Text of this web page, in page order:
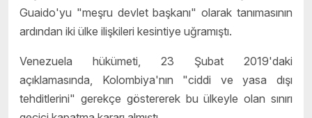
Guaido'yu "meşru devlet başkanı" olarak tanımasının
ardından iki ülke ilişkileri kesintiye uğramıştı.
Venezuela hükümeti, 23 Şubat 2019'daki
açıklamasında, Kolombiya'nın "ciddi ve yasa dışı
tehditlerini" gerekçe göstererek bu ülkeyle olan sınırı